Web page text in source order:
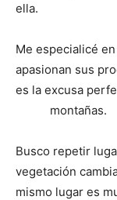
ella.
Me especialicé
apasionan sus
es la excusa
montañas.
Busco repetir
vegetación
mismo lugar es